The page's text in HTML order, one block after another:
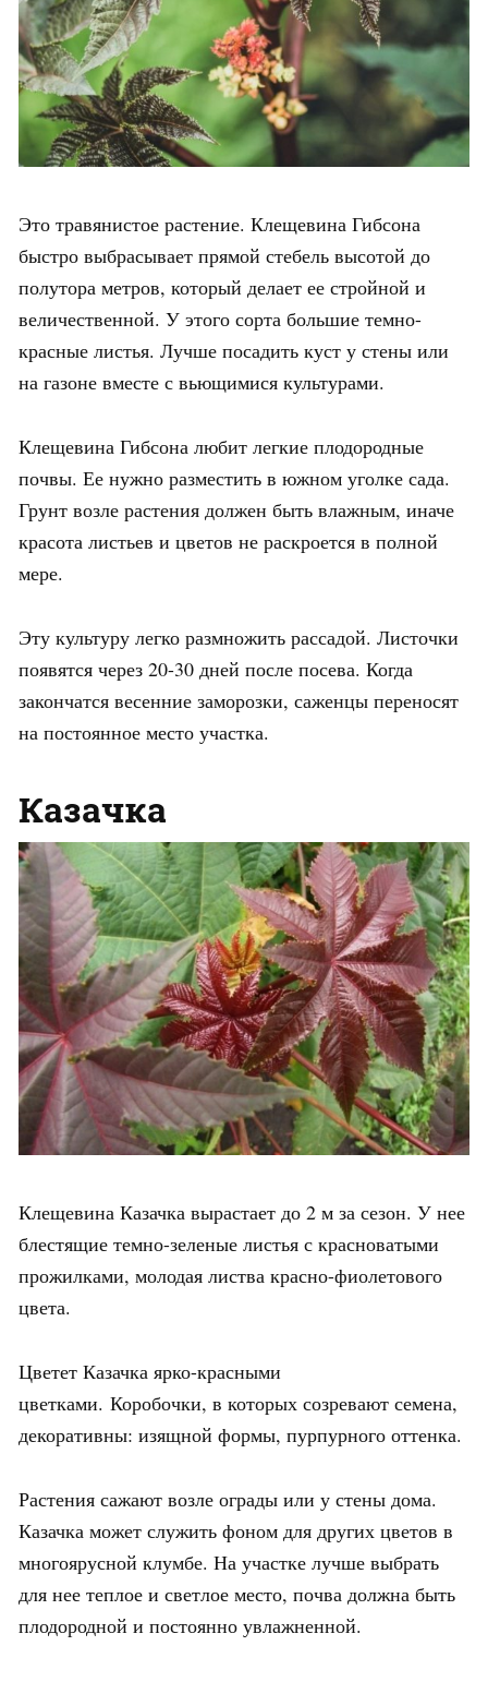
Это травянистое растение. Клещевина Гибсона
быстро выбрасывает прямой стебель высотой до
полутора метров, который делает ее стройной и
величественной. У этого сорта большие темно-
красные листья. Лучше посадить куст у стены или
на газоне вместе с вьющимися культурами.
Клещевина Гибсона любит легкие плодородные
почвы. Ее нужно разместить в южном уголке сада.
Грунт возле растения должен быть влажным, иначе
красота листьев и цветов не раскроется в полной
мере.
Эту культуру легко размножить рассадой. Листочки
появятся через 20-30 дней после посева. Когда
закончатся весенние заморозки, саженцы переносят
на постоянное место участка.
Казачка
Клещевина Казачка вырастает до 2 м за сезон. У нее
блестящие темно-зеленые листья с красноватыми
прожилками, молодая листва красно-фиолетового
цвета.
Цветет Казачка ярко-красными
цветками. Коробочки, в которых созревают семена,
декоративны: изящной формы, пурпурного оттенка.
Растения сажают возле ограды или у стены дома.
Казачка может служить фоном для других цветов в
многоярусной клумбе. На участке лучше выбрать
для нее теплое и светлое место, почва должна быть
плодородной и постоянно увлажненной.